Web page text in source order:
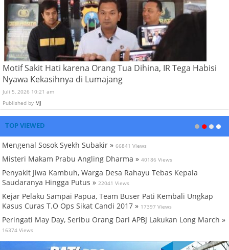
Motif Sakit Hati karena Orang Tua Dihina, IR Tega Habisi
Nyawa Kekasihnya di Lumajang
Juli 5, 2026 10:21 am
Published by MJ
TOP VIEWED
Mengenal Sosok Syekh Subakir » 66841 Views
Misteri Makam Prabu Angling Dharma » 40186 Views
Penyakit Jiwa Kambuh, Warga Desa Rahayu Tebas Kepala
Saudaranya Hingga Putus » 22041 Views
Kejar Pelaku Sampai Papua, Team Buser Pati Kembali Ungkap
Kasus Curas T.O Ops Sikat Candi 2017 » 17397 Views
Peringati May Day, Seribu Orang Dari APBJ Lakukan Long March »
16374 Views